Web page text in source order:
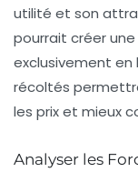
utilité et son
pourrait créer
exclusivement en
récoltés
les prix et mieux
Analyser les